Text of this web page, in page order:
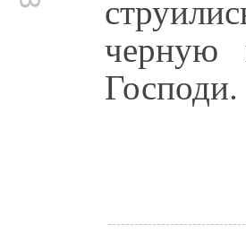
черную
Господи.